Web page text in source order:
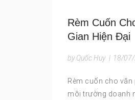
Rèm Cuốn
Gian Hiện Đại
by Quốc Huy | 18/
Rèm cuốn cho
môi trường doanh